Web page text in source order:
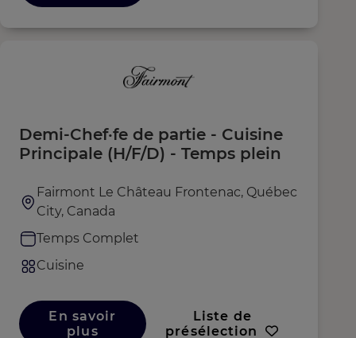
Demi-Chef·fe de partie - Cuisine
Principale (H/F/D) - Temps plein
Fairmont Le Château Frontenac, Québec
City, Canada
Temps Complet
Cuisine
En savoir
plus
Liste de
présélection